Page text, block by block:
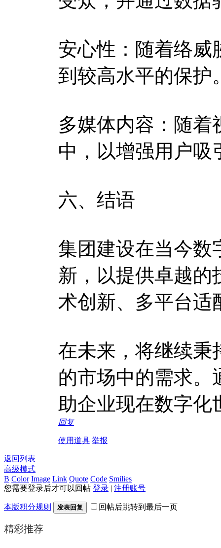
安心性：随着络威
到较高水平的保护
多媒体内容：随着
中，以增强用户吸
六、结语
集团建设在当今
新，以提供卓越的
术创新、多平台适
在未来，将继续秉
的市场中的需求
助企业现在数字化
回复
使用道具 举报
返回列表
高级模式
B Color Image Link Quote Code Smilies
您需要登录后才可以回帖 登录 | 注册账号
本版积分规则 发表回复 回帖后跳转到最后一页
精彩推荐